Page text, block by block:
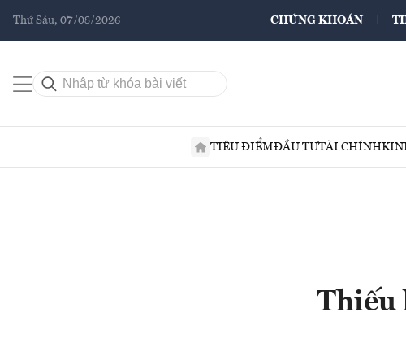
Thứ Sáu, 07/08/2026 CHỨNG KHOÁN
TIÊU ĐIỂMĐẦU TƯTÀI CHÍNH
Thiếu